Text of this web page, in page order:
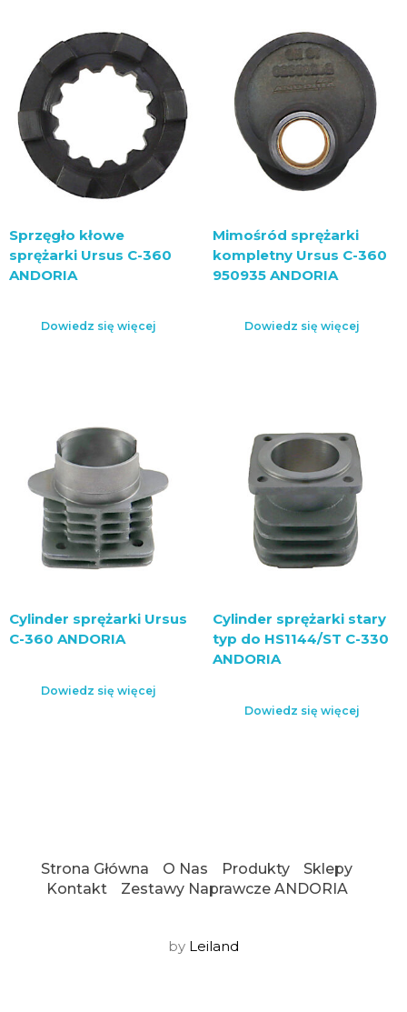
Sprzęgło kłowe
sprężarki Ursus C-360
ANDORIA
Dowiedz się więcej
Mimośród sprężarki
kompletny Ursus C-360
950935 ANDORIA
Dowiedz się więcej
Cylinder sprężarki Ursus
C-360 ANDORIA
Dowiedz się więcej
Cylinder sprężarki stary
typ do HS1144/ST C-330
ANDORIA
Dowiedz się więcej
by Leiland
Strona Główna O Nas Produkty
Sklepy
Kontakt
Zestawy Naprawcze ANDORIA